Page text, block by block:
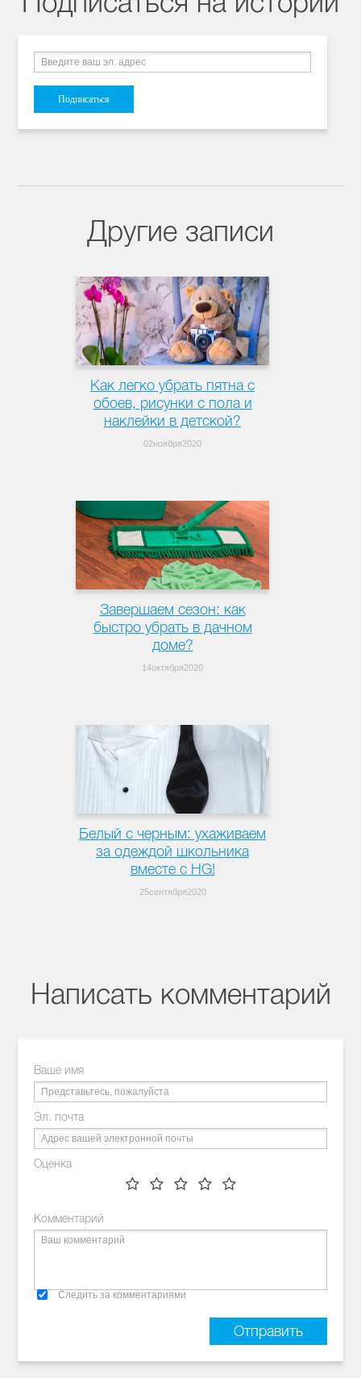
Другие записи
Как легко убрать пятна с
обоев, рисунки с пола и
наклейки в детской?
02ноября2020
Завершаем сезон: как
быстро убрать в дачном
доме?
14октября2020
Белый с черным: ухаживаем
за одеждой школьника
вместе с HG!
25сентября2020
Написать комментарий
Ваше имя
Эл. почта
Оценка
Комментарий
Следить за комментариями